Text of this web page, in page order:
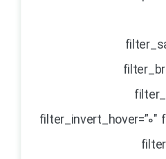
filter_invert_hover=”0″